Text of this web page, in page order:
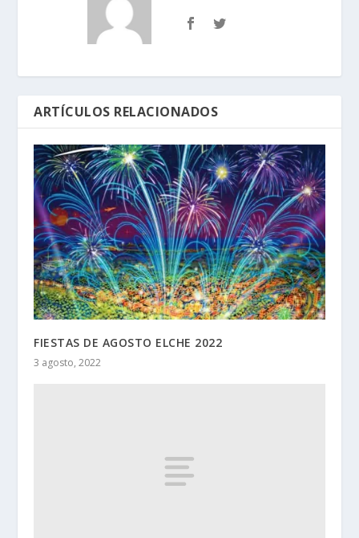
ARTÍCULOS RELACIONADOS
FIESTAS DE AGOSTO ELCHE 2022
3 agosto, 2022